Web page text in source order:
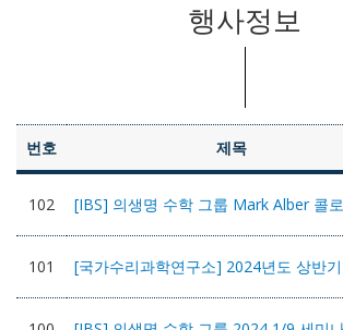
행사정보
번호 제목
102
101